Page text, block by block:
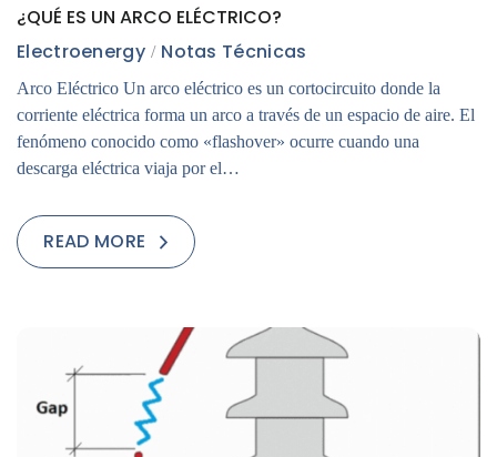
¿QUÉ ES UN ARCO ELÉCTRICO?
Electroenergy
Notas Técnicas
Arco Eléctrico Un arco eléctrico es un cortocircuito donde la
corriente eléctrica forma un arco a través de un espacio de aire. El
fenómeno conocido como «flashover» ocurre cuando una
descarga eléctrica viaja por el…
READ MORE